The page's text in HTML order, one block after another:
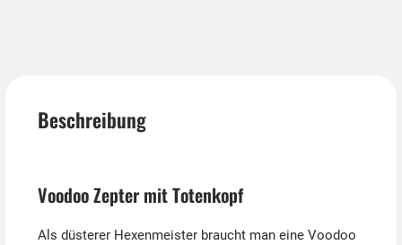
Beschreibung
Voodoo Zepter mit Totenkopf
Als düsterer Hexenmeister braucht man eine Voodoo